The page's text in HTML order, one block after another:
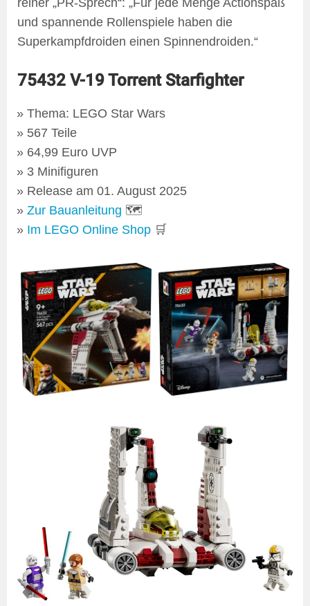
und spannende Rollenspiele haben die
Superkampfdroiden einen Spinnendroiden.“
75432 V-19 Torrent Starfighter
Thema: LEGO Star Wars
567 Teile
64,99 Euro UVP
3 Minifiguren
Release am 01. August 2025
Zur Bauanleitung 🗺
Im LEGO Online Shop 🛒